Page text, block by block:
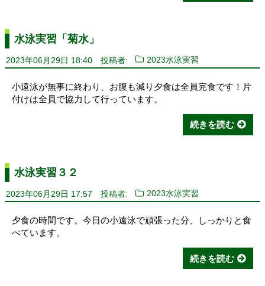
水泳実習「菊水」
2023年06月29日 18:40 投稿者: 2023水泳実習
小遠泳が無事に終わり、お腹も減り夕食は全員完食です！片
付けは全員で協力して行っています。
続きを読む
水泳実習３２
2023年06月29日 17:57 投稿者: 2023水泳実習
夕食の時間です。今日の小遠泳で頑張った分、しっかりと食
べています。
続きを読む